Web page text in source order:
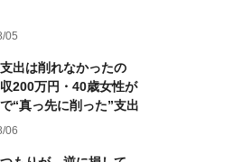
05
支出は削れなかったの
200万円・40歳女性が
“真っ先に削った”支出
06